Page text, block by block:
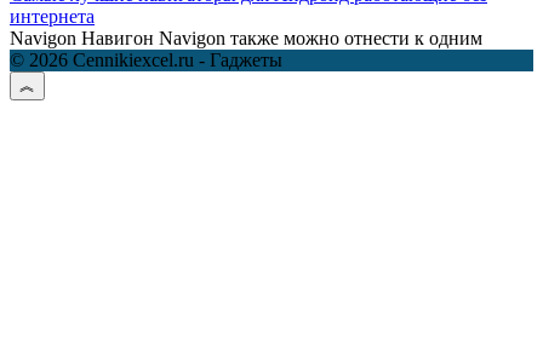
интернета
Navigon Навигон Navigon также можно отнести к одним
© 2026 Cennikiexcel.ru - Гаджеты